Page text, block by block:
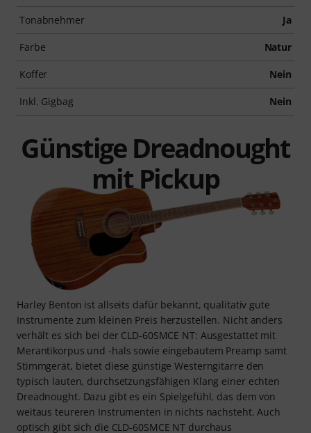
Tonabnehmer Ja
Farbe Natur
Koffer Nein
Inkl. Gigbag Nein
Günstige Dreadnought
mit Pickup
Harley Benton ist allseits dafür bekannt, qualitativ gute
Instrumente zum kleinen Preis herzustellen. Nicht anders
verhält es sich bei der CLD-60SMCE NT: Ausgestattet mit
Merantikorpus und -hals sowie eingebautem Preamp samt
Stimmgerät, bietet diese günstige Westerngitarre den
typisch lauten, durchsetzungsfähigen Klang einer echten
Dreadnought. Dazu gibt es ein Spielgefühl, das dem von
weitaus teureren Instrumenten in nichts nachsteht. Auch
optisch gibt sich die CLD-60SMCE NT durchaus